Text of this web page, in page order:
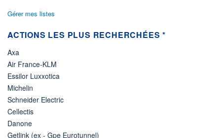
Gérer mes listes
ACTIONS LES PLUS RECHERCHÉES *
Axa
Air France-KLM
Essilor Luxxotica
Michelin
Schneider Electric
Cellectis
Danone
Getlink (ex - Gpe Eurotunnel)